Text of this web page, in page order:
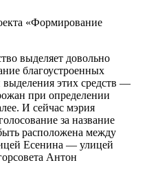
«Формирование
выделяет довольно
благоустроенных
этих средств —
при определении
И сейчас мэрия
за название
расположена между
Есенина — улицей
Антон